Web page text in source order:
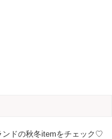
ドの秋冬itemをチェック♡